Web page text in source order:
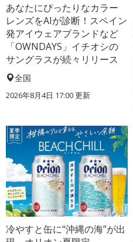
あなたにぴったりなカラー
レンズをAIが診断！スペイン
発アイウェアブランドなど
「OWNDAYS」イチオシの
サングラスが続々リリース
全国
2026年8月4日 17:00更新
冷やすと缶に“沖縄の海”が出